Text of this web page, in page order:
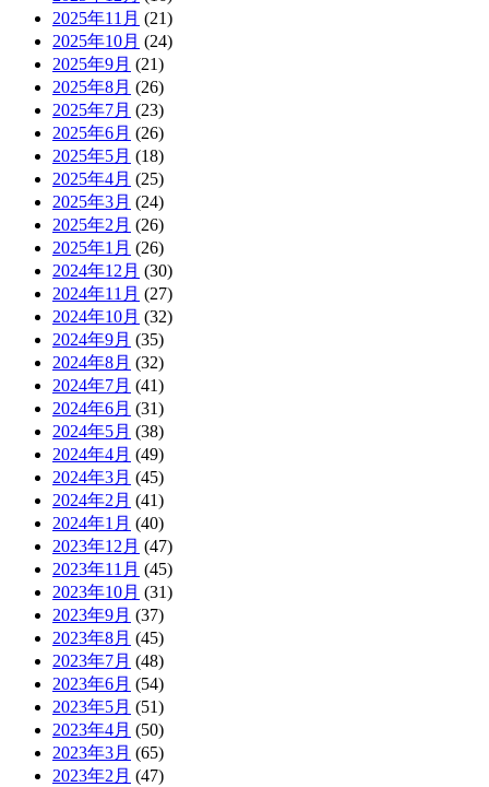
2025年11月 (21)
2025年10月 (24)
2025年9月 (21)
2025年8月 (26)
2025年7月 (23)
2025年6月 (26)
2025年5月 (18)
2025年4月 (25)
2025年3月 (24)
2025年2月 (26)
2025年1月 (26)
2024年12月 (30)
2024年11月 (27)
2024年10月 (32)
2024年9月 (35)
2024年8月 (32)
2024年7月 (41)
2024年6月 (31)
2024年5月 (38)
2024年4月 (49)
2024年3月 (45)
2024年2月 (41)
2024年1月 (40)
2023年12月 (47)
2023年11月 (45)
2023年10月 (31)
2023年9月 (37)
2023年8月 (45)
2023年7月 (48)
2023年6月 (54)
2023年5月 (51)
2023年4月 (50)
2023年3月 (65)
2023年2月 (47)